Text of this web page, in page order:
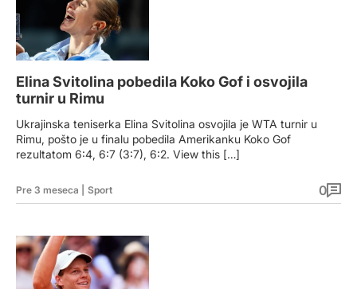
Elina Svitolina pobedila Koko Gof i osvojila
turnir u Rimu
Ukrajinska teniserka Elina Svitolina osvojila je WTA turnir u
Rimu, pošto je u finalu pobedila Amerikanku Koko Gof
rezultatom 6:4, 6:7 (3:7), 6:2. View this […]
Pre 3 meseca Sport 0